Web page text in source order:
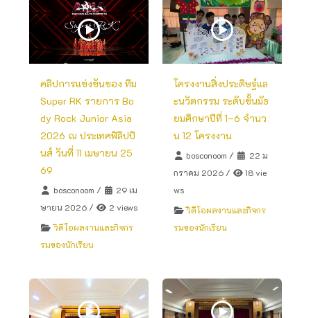
คลิปการแข่งขันของ ทีม
Super RK รายการ Bo
dy Rock Junior Asia
2026 ณ ประเทศฟิลิปปิ
นส์ วันที่ 11 เมษายน 25
69
bosconoom /
29 เม
ษายน 2026 /
2 views
วิดีโอผลงานและกิจกร
รมของนักเรียน
โครงงานสิ่งประดิษฐ์แล
ะนวัตกรรม ระดับชั้นมัธ
ยมศึกษาปีที่ 1–6 จำนว
น 12 โครงงาน
bosconoom /
22 ม
กราคม 2026/
18 vie
ws
วิดีโอผลงานและกิจกร
รมของนักเรียน